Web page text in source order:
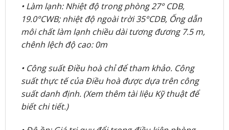
• Làm lạnh: Nhiệt độ trong phòng 27° CDB,
19.0°CWB; nhiệt độ ngoài trời 35°CDB, Ống dẫn
môi chất làm lạnh chiều dài tương đương 7.5 m,
chênh lệch độ cao: 0m
• Công suất Điều hoà chỉ để tham khảo. Công
suất thực tế của Điều hoà được dựa trên công
suất danh định. (Xem thêm tài liệu Kỹ thuật để
biết chi tiết.)